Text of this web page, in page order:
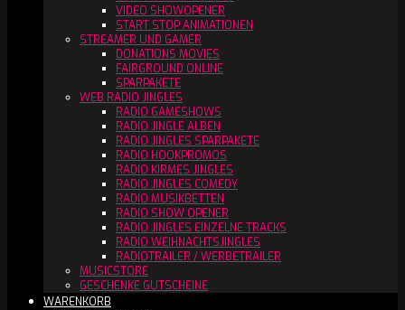
VIDEO SHOWOPENER
START STOP ANIMATIONEN
STREAMER UND GAMER
DONATIONS MOVIES
FAIRGROUND ONLINE
SPARPAKETE
WEB RADIO JINGLES
RADIO GAMESHOWS
RADIO JINGLE ALBEN
RADIO JINGLES SPARPAKETE
RADIO HOOKPROMOS
RADIO KIRMES JINGLES
RADIO JINGLES COMEDY
RADIO MUSIKBETTEN
RADIO SHOW OPENER
RADIO JINGLES EINZELNE TRACKS
RADIO WEIHNACHTSJINGLES
RADIOTRAILER / WERBETRAILER
MUSICSTORE
GESCHENKE GUTSCHEINE
WARENKORB